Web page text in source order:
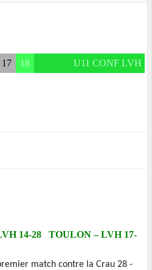
17 18 U11 CONF LVH
14-28 TOULON – LVH 17-
match contre la Crau 28 -